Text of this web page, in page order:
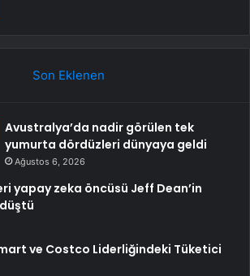
Son Eklenen
Avustralya’da nadir görülen tek
yumurta dördüzleri dünyaya geldi
Ağustos 6, 2026
yapay zeka öncüsü Jeff Dean’in
ve Costco Liderliğindeki Tüketici